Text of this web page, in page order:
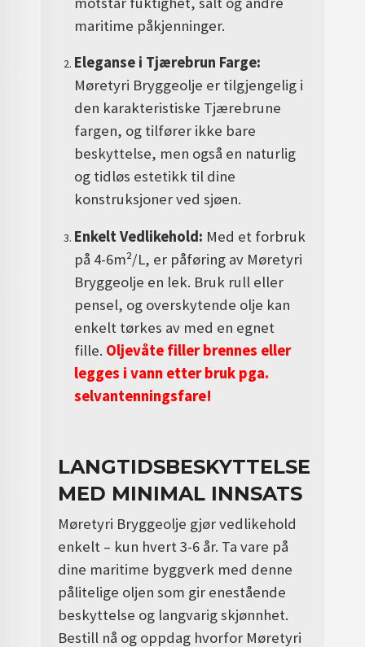
maritime påkjenninger.
Eleganse i Tjærebrun Farge:
Møretyri Bryggeolje er tilgjengelig i
den karakteristiske Tjærebrune
fargen, og tilfører ikke bare
beskyttelse, men også en naturlig
og tidløs estetikk til dine
konstruksjoner ved sjøen.
Enkelt Vedlikehold: Med et forbruk
på 4-6m²/L, er påføring av Møretyri
Bryggeolje en lek. Bruk rull eller
pensel, og overskytende olje kan
enkelt tørkes av med en egnet
fille. Oljevåte filler brennes eller
legges i vann etter bruk pga.
selvantenningsfare!
LANGTIDSBESKYTTELSE
MED MINIMAL INNSATS
Møretyri Bryggeolje gjør vedlikehold
enkelt – kun hvert 3-6 år. Ta vare på
dine maritime byggverk med denne
pålitelige oljen som gir enestående
beskyttelse og langvarig skjønnhet.
Bestill nå og oppdag hvorfor Møretyri